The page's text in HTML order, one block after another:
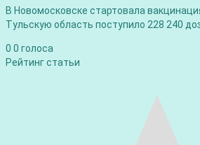
В Новомосковске стартовала
Тульскую область поступило 228 240
0 0 голоса
Рейтинг статьи